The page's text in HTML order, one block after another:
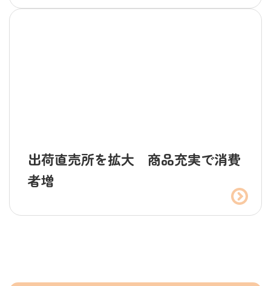
出荷直売所を拡大 商品充実で消費
者増